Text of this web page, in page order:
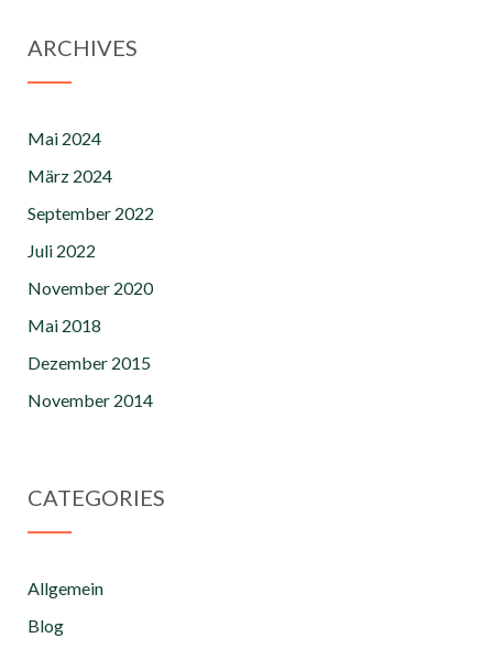
ARCHIVES
Mai 2024
März 2024
September 2022
Juli 2022
November 2020
Mai 2018
Dezember 2015
November 2014
CATEGORIES
Allgemein
Blog